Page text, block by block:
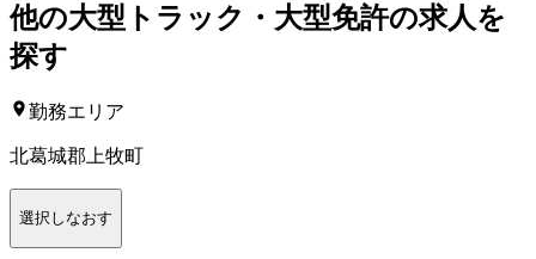
他の大型トラック・大型免許の求人を
探す
勤務エリア
北葛城郡上牧町
選択しなおす